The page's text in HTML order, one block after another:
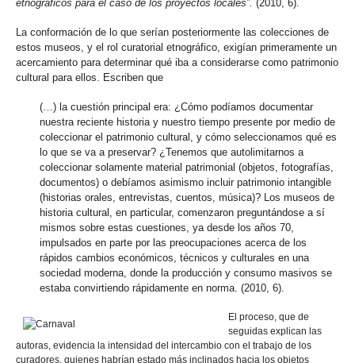
etnográficos para el caso de los proyectos locales”. (2010, 6).
La conformación de lo que serían posteriormente las colecciones de
estos museos, y el rol curatorial etnográfico, exigían primeramente un
acercamiento para determinar qué iba a considerarse como patrimonio
cultural para ellos. Escriben que
(…) la cuestión principal era: ¿Cómo podíamos documentar
nuestra reciente historia y nuestro tiempo presente por medio de
coleccionar el patrimonio cultural, y cómo seleccionamos qué es
lo que se va a preservar? ¿Tenemos que autolimitarnos a
coleccionar solamente material patrimonial (objetos, fotografías,
documentos) o debíamos asimismo incluir patrimonio intangible
(historias orales, entrevistas, cuentos, música)? Los museos de
historia cultural, en particular, comenzaron preguntándose a sí
mismos sobre estas cuestiones, ya desde los años 70,
impulsados en parte por las preocupaciones acerca de los
rápidos cambios económicos, técnicos y culturales en una
sociedad moderna, donde la producción y consumo masivos se
estaba convirtiendo rápidamente en norma. (2010, 6).
El proceso, que de
seguidas explican las
autoras, evidencia la intensidad del intercambio con el trabajo de los
curadores, quienes habrían estado más inclinados hacia los objetos